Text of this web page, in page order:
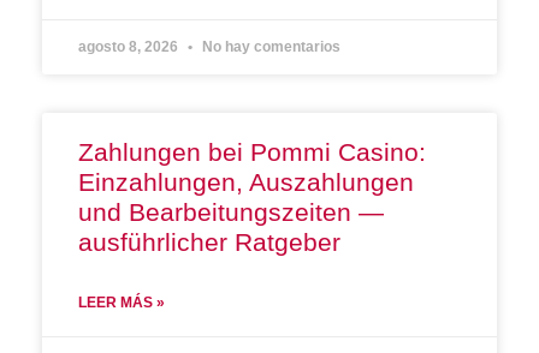
agosto 8, 2026 No hay comentarios
Zahlungen bei Pommi Casino:
Einzahlungen, Auszahlungen
und Bearbeitungszeiten —
ausführlicher Ratgeber
LEER MÁS »